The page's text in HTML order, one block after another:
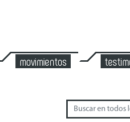
movimientos